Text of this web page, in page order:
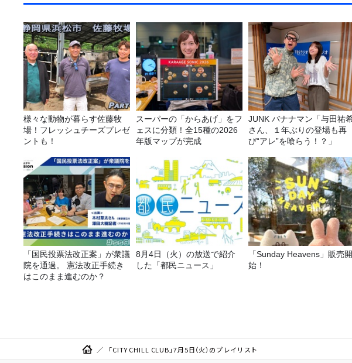
様々な動物が暮らす佐藤牧
場！フレッシュチーズプレゼ
ントも！
スーパーの「からあげ」をフ
ェスに分類！全15種の2026
年版マップが完成
JUNK バナナマン「与田祐希
さん、１年ぶりの登場も再
び“アレ”を喰らう！？」
「国民投票法改正案」が衆議
院を通過。 憲法改正手続き
はこのまま進むのか？
8月4日（火）の放送で紹介
した「都民ニュース」
「Sunday Heavens」販売開
始！
「CITY CHILL CLUB」7月5日（火）のプレイリスト